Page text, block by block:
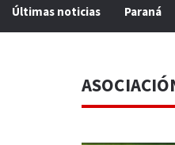
Últimas noticias Paraná